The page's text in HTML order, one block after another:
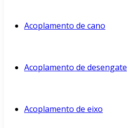
Acoplamento de cano
Acoplamento de desengate
Acoplamento de eixo